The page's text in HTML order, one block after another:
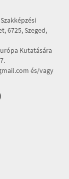
6725, Szeged,
Kutatására
és/vagy